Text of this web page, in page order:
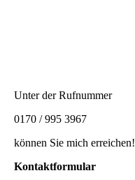
Unter der Rufnummer
0170 / 995 3967
können Sie mich erreichen!
Kontaktformular